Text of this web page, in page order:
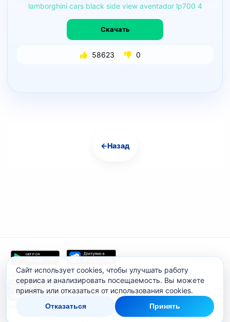
lamborghini cars black side view aventador lp700 4
Скачать
58623 0
Навигация
←Назад
Проект работает на инфраструктуре timeweb.cloud
Мобильное приложение
Сайт использует cookies, чтобы улучшать работу
сервиса и анализировать посещаемость. Вы можете
принять или отказаться от использования cookies.
Отказаться Принять